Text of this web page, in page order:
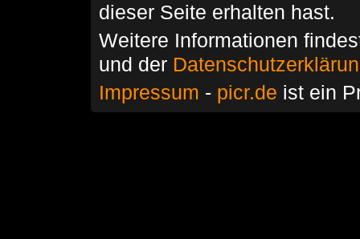
dieser Seite erhalten hast.
Weitere Informationen
und der
Impressum - picr.de ist ein